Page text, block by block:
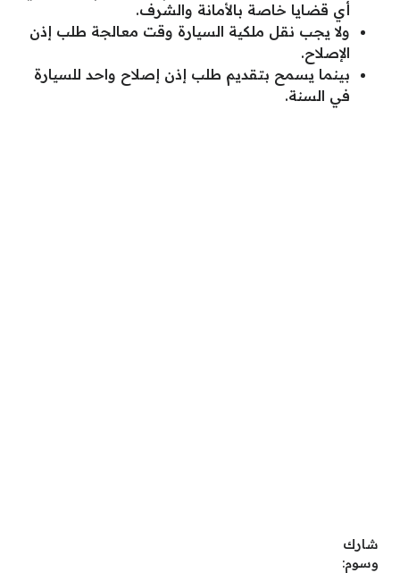
أي قضايا خاصة بالأمانة والشرف.
ولا يجب نقل ملكية السيارة وقت معالجة طلب إذن
الإصلاح.
بينما يسمح بتقديم طلب إذن إصلاح واحد للسيارة
في السنة.
شارك
وسوم: